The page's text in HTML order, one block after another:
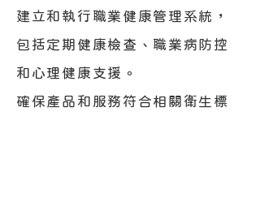
建立和執行職業健康管理系統，
包括定期健康檢查、職業病防控
和心理健康支援。
確保產品和服務符合相關衛生標